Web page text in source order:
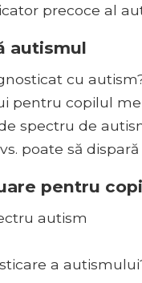
precoce al
autismul
cu
pentru copilul
spectru de
poate să dispară
pentru
autism
a